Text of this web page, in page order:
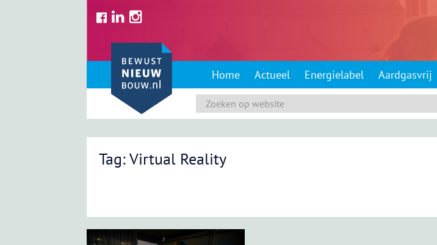
Home Actueel Energielabel Aardgasvrij
Tag: Virtual Reality